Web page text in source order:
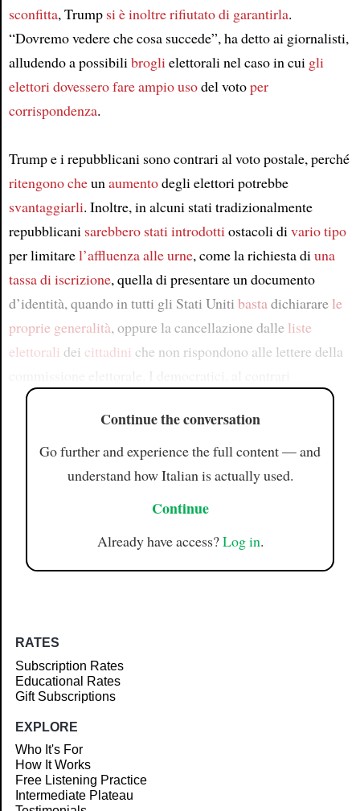
sconfitta, Trump si è inoltre rifiutato di garantirla.
“Dovremo vedere che cosa succede”, ha detto ai giornalisti,
alludendo a possibilibroglielettorali nel caso in cui gli
elettoridovessero fare ampio usodel votoper
corrispondenza.
Trump e i repubblicani sono contrari al voto postale, perché
ritengono cheunaumentodegli elettori potrebbe
svantaggiarli. Inoltre, in alcuni stati tradizionalmente
repubblicani sarebbero stati introdottiostacoli divario tipo
per limitarel’affluenza alle urne, come la richiesta diuna
tassa di iscrizione, quella di presentare un documento
d’identità, quando in tutti gli Stati Uniti bastadichiarare le
proprie generalità, oppure la cancellazione dalle liste
elettorali dei cittadini che non rispondono alle lettere della
Continue the conversation
Go further and experience the full content — and
understand how Italian is actually used.
Continue
Already have access?Log in.
RATES
Subscription Rates
Educational Rates
Gift Subscriptions
EXPLORE
Who It's For
How It Works
Free Listening Practice
Intermediate Plateau